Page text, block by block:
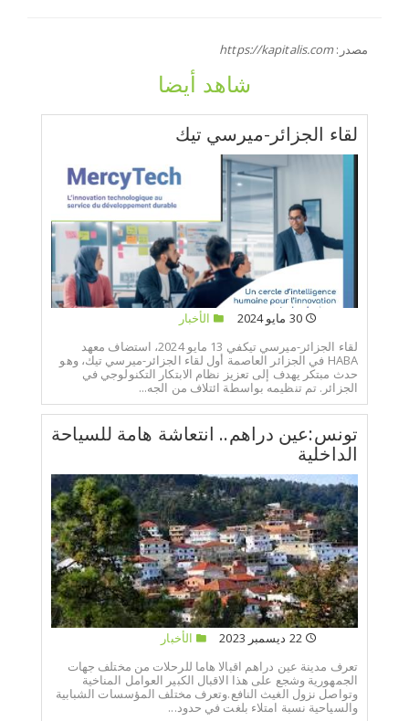
مصدر:https://kapitalis.com
شاهد أيضا
لقاء الجزائر-ميرسي تيك
30 مايو 2024
الأخبار
لقاء الجزائر-ميرسي تيكفي 13 مايو 2024، استضاف معهد
HABA في الجزائر العاصمة أول لقاء الجزائر-ميرسي تيك، وهو
حدث مبتكر يهدف إلى تعزيز نظام الابتكار التكنولوجي في
الجزائر. تم تنظيمه بواسطة ائتلاف من الجه...
تونس:عين دراهم.. انتعاشة هامة للسياحة
الداخلية
22 ديسمبر 2023
الأخبار
تعرف مدينة عين دراهم اقبالا هاما للرحلات من مختلف جهات
الجمهورية وشجع على هذا الاقبال الكبير العوامل المناخية
وتواصل نزول الغيث النافع.وتعرف مختلف المؤسسات الشبابية
والسياحية نسبة امتلاء بلغت في حدود...